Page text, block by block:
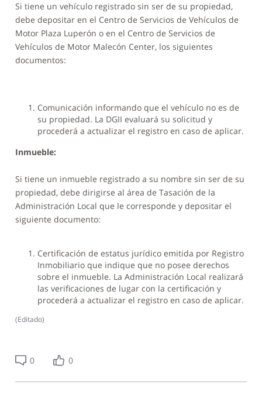
Si tiene un vehículo registrado sin ser de su propiedad,
debe depositar en el Centro de Servicios de Vehículos de
Motor Plaza Luperón o en el Centro de Servicios de
Vehículos de Motor Malecón Center, los siguientes
documentos:
Comunicación informando que el vehículo no es de
su propiedad. La DGII evaluará su solicitud y
procederá a actualizar el registro en caso de aplicar.
Inmueble:
Si tiene un inmueble registrado a su nombre sin ser de su
propiedad, debe dirigirse al área de Tasación de la
Administración Local que le corresponde y depositar el
siguiente documento:
Certificación de estatus jurídico emitida por Registro
Inmobiliario que indique que no posee derechos
sobre el inmueble. La Administración Local realizará
las verificaciones de lugar con la certificación y
procederá a actualizar el registro en caso de aplicar.
(Editado)
0 0